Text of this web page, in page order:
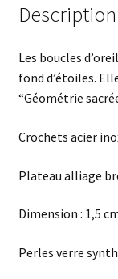
Description
Les boucles
fond d’étoiles.
“Géométrie
Crochets acier
Plateau alliage
Dimension : 1,5
Perles verre